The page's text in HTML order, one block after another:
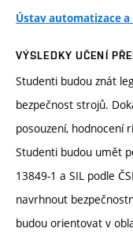
Ústav automatizace
VÝSLEDKY UČENÍ
Studenti budou znát
bezpečnost strojů.
posouzení, hodnocení
Studenti budou umět
13849-1 a SIL podle
navrhnout
budou orientovat v